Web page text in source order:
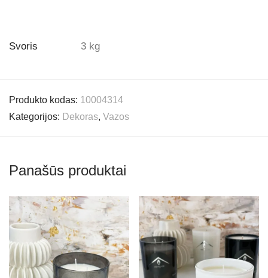
Svoris 3 kg
Produkto kodas: 10004314
Kategorijos: Dekoras, Vazos
Panašūs produktai